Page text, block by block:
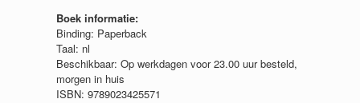
Boek informatie:
Binding: Paperback
Taal: nl
Beschikbaar: Op werkdagen voor 23.00 uur besteld,
morgen in huis
ISBN: 9789023425571